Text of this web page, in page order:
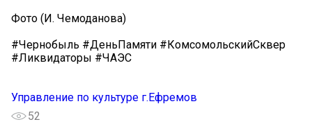
Фото (И. Чемоданова)
#Чернобыль #ДеньПамяти #КомсомольскийСквер
#Ликвидаторы #ЧАЭС
Управление по культуре г.Ефремов
52